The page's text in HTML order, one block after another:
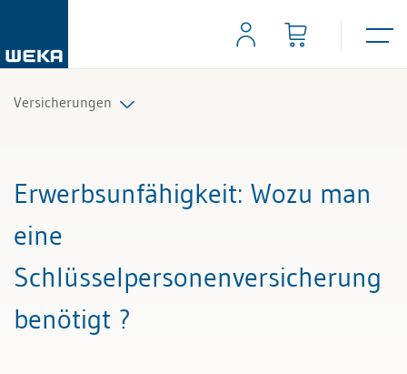
Versicherungen
Erwerbsunfähigkeit: Wozu man
eine
Schlüsselpersonenversicherung
benötigt ?